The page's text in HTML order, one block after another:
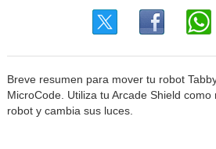
Breve resumen para mover tu robot
MicroCode. Utiliza tu Arcade Shield
robot y cambia sus luces.